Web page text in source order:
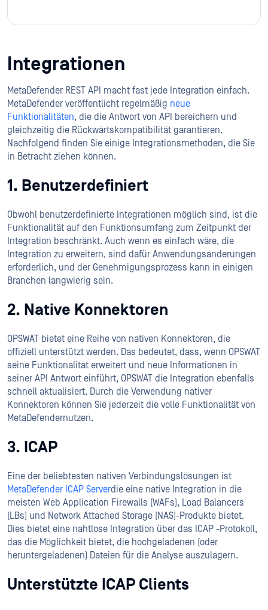
Integrationen
MetaDefender REST API macht fast jede Integration einfach.
MetaDefender veröffentlicht regelmäßig neue
Funktionalitäten, die die Antwort von API bereichern und
gleichzeitig die Rückwärtskompatibilität garantieren.
Nachfolgend finden Sie einige Integrationsmethoden, die Sie
in Betracht ziehen können.
1. Benutzerdefiniert
Obwohl benutzerdefinierte Integrationen möglich sind, ist die
Funktionalität auf den Funktionsumfang zum Zeitpunkt der
Integration beschränkt. Auch wenn es einfach wäre, die
Integration zu erweitern, sind dafür Anwendungsänderungen
erforderlich, und der Genehmigungsprozess kann in einigen
Branchen langwierig sein.
2. Native Konnektoren
OPSWAT bietet eine Reihe von nativen Konnektoren, die
offiziell unterstützt werden. Das bedeutet, dass, wenn OPSWAT
seine Funktionalität erweitert und neue Informationen in
seiner API Antwort einführt, OPSWAT die Integration ebenfalls
schnell aktualisiert. Durch die Verwendung nativer
Konnektoren können Sie jederzeit die volle Funktionalität von
MetaDefendernutzen.
3. ICAP
Eine der beliebtesten nativen Verbindungslösungen ist
MetaDefender ICAP Serverdie eine native Integration in die
meisten Web Application Firewalls (WAFs), Load Balancers
(LBs) und Network Attached Storage (NAS)-Produkte bietet.
Dies bietet eine nahtlose Integration über das ICAP -Protokoll,
das die Möglichkeit bietet, die hochgeladenen (oder
heruntergeladenen) Dateien für die Analyse auszulagern.
Unterstützte ICAP Clients